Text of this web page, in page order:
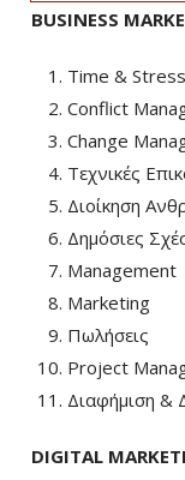
BUSINESS
Time &
Conflict
Change
Τεχνικές
Διοίκηση
Δημόσιες
Management
Marketing
Πωλήσεις
Project
Διαφήμιση &
DIGITAL